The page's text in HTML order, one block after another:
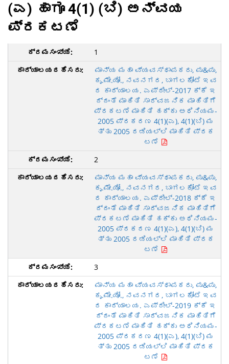
(ಎ) ಹಾಗೂ 4(1) (ಬಿ) ಅನ್ವಯ
ಪ್ರಕಟಣೆ
1
ಮಾನ್ಯ ಮಹಾ ವ್ಯವಸ್ಥಾಪಕರು, ಪು&ಪು,
ಕೃ.ಮೇ.ಯೋ., ನವನಗರ, ಬಾಗಲಕೋಟೆ ಇವ
ರ ಕಾರ್ಯಾಲಯ. ಎಪ್ರೀಲ್-2017 ಕ್ಕೆ ಇ
ದ್ದಂತೆ ಮಾಹಿತಿ ಸಾರ್ವಜನಿಕ ಮಾಹಿತಿಗೆ
ಪ್ರಕಟಣೆ ಮಾಹಿತಿ ಹಕ್ಕು ಅಧಿನಿಯಮ-
2005 ಪ್ರಕರಣ 4(1)(ಎ), 4(1)(ಬಿ) ಮ
ತ್ತು 2005 ರಡಿಯಲ್ಲಿ ಮಾಹಿತಿ ಪ್ರಕ
ಟಣೆ
2
ಮಾನ್ಯ ಮಹಾ ವ್ಯವಸ್ಥಾಪಕರು, ಪು&ಪು,
ಕೃ.ಮೇ.ಯೋ., ನವನಗರ, ಬಾಗಲಕೋಟೆ ಇವ
ರ ಕಾರ್ಯಾಲಯ. ಎಪ್ರೀಲ್-2018 ಕ್ಕೆ ಇ
ದ್ದಂತೆ ಮಾಹಿತಿ ಸಾರ್ವಜನಿಕ ಮಾಹಿತಿಗೆ
ಪ್ರಕಟಣೆ ಮಾಹಿತಿ ಹಕ್ಕು ಅಧಿನಿಯಮ-
2005 ಪ್ರಕರಣ 4(1)(ಎ), 4(1)(ಬಿ) ಮ
ತ್ತು 2005 ರಡಿಯಲ್ಲಿ ಮಾಹಿತಿ ಪ್ರಕ
ಟಣೆ
3
ಮಾನ್ಯ ಮಹಾ ವ್ಯವಸ್ಥಾಪಕರು, ಪು&ಪು,
ಕೃ.ಮೇ.ಯೋ., ನವನಗರ, ಬಾಗಲಕೋಟೆ ಇವ
ರ ಕಾರ್ಯಾಲಯ. ಎಪ್ರೀಲ್-2019 ಕ್ಕೆ ಇ
ದ್ದಂತೆ ಮಾಹಿತಿ ಸಾರ್ವಜನಿಕ ಮಾಹಿತಿಗೆ
ಪ್ರಕಟಣೆ ಮಾಹಿತಿ ಹಕ್ಕು ಅಧಿನಿಯಮ-
2005 ಪ್ರಕರಣ 4(1)(ಎ), 4(1)(ಬಿ) ಮ
ತ್ತು 2005 ರಡಿಯಲ್ಲಿ ಮಾಹಿತಿ ಪ್ರಕ
ಟಣೆ